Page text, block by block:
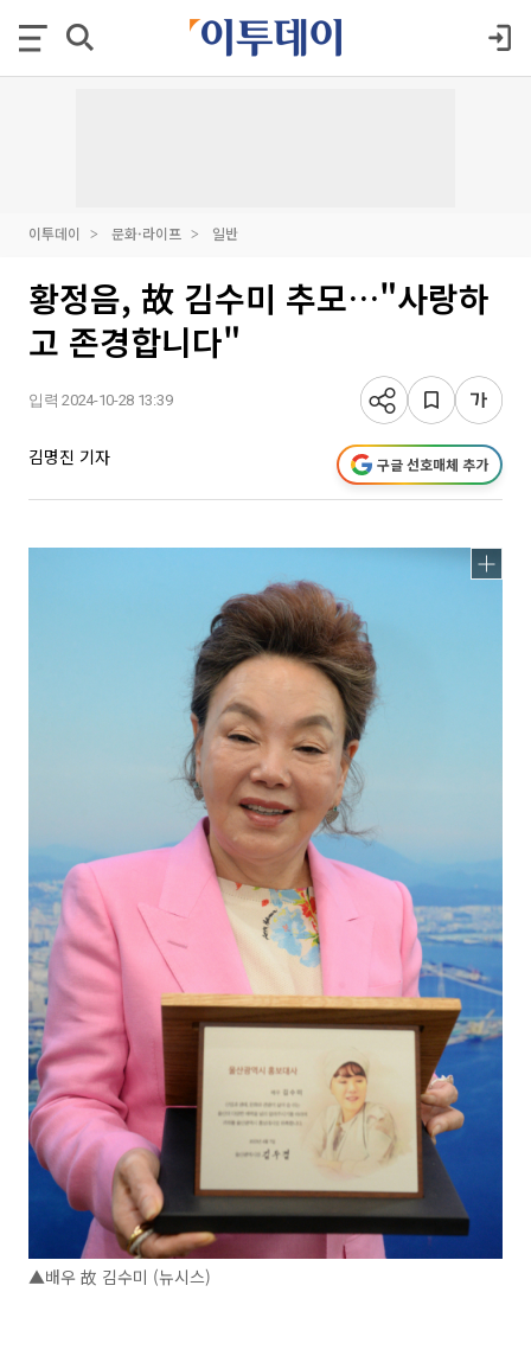
이투데이 문화·라이프 일반
황정음, 故 김수미 추모…"사랑하
고 존경합니다"
입력 2024-10-28 13:39
김명진 기자 구글 선호매체 추가
▲배우 故 김수미 (뉴시스)